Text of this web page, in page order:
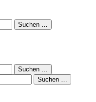
Suchen …
Suchen …
Suchen …